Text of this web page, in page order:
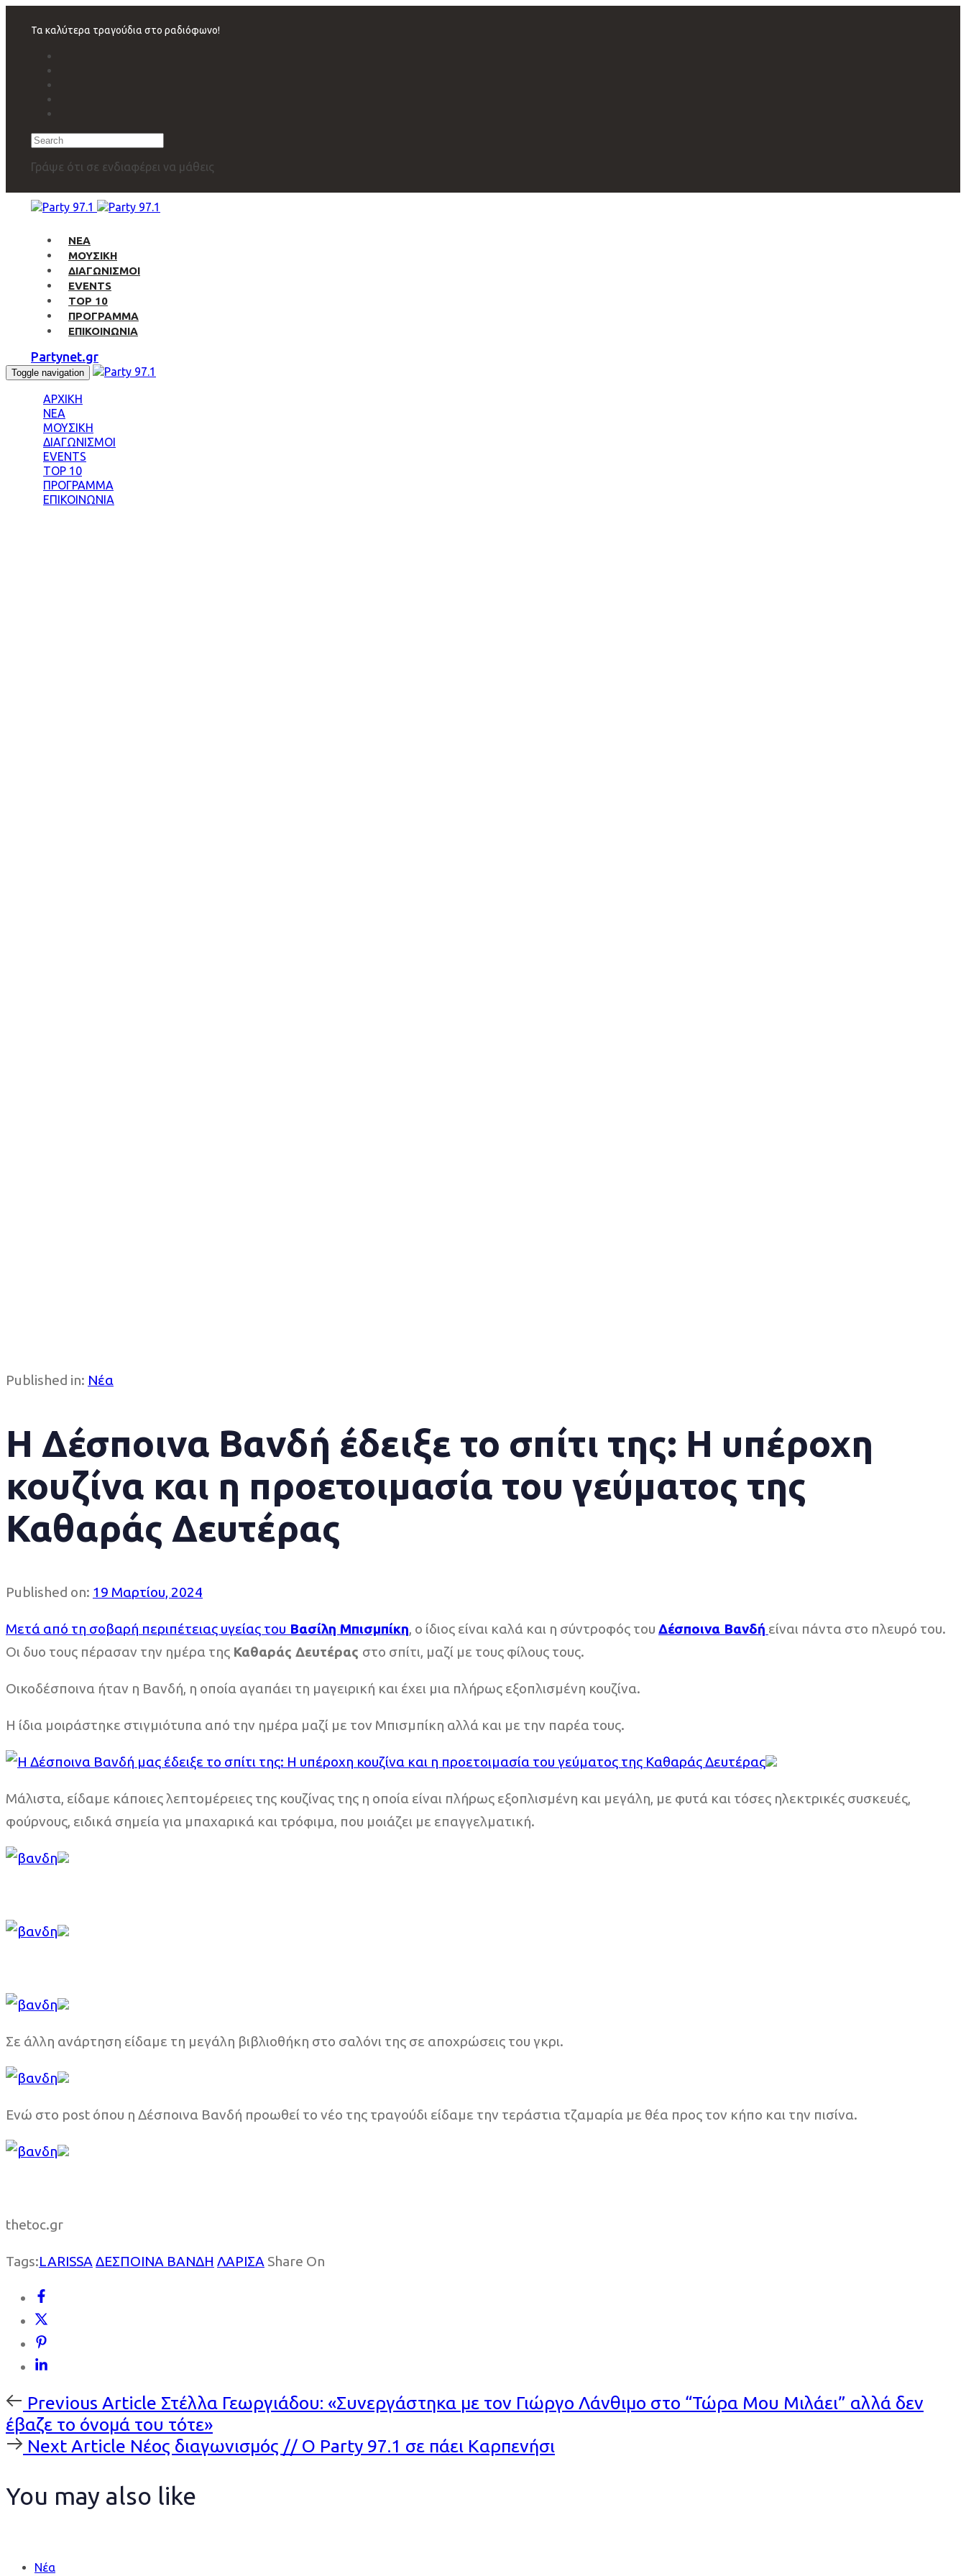
navigation
Τα καλύτερα τραγούδια στο ραδιόφωνο!
Search
Γράψε ότι σε ενδιαφέρει να μάθεις
ΝΕΑ
ΜΟΥΣΙΚΗ
ΔΙΑΓΩΝΙΣΜΟΙ
EVENTS
TOP 10
ΠΡΟΓΡΑΜΜΑ
ΕΠΙΚΟΙΝΩΝΙΑ
Partynet.gr
Toggle navigation
ΑΡΧΙΚΗ
ΝΕΑ
ΜΟΥΣΙΚΗ
ΔΙΑΓΩΝΙΣΜΟΙ
EVENTS
TOP 10
ΠΡΟΓΡΑΜΜΑ
ΕΠΙΚΟΙΝΩΝΙΑ
Published in: Νέα
Η Δέσποινα Βανδή έδειξε το σπίτι της: Η υπέροχη
κουζίνα και η προετοιμασία του γεύματος της
Καθαράς Δευτέρας
Published on: 19 Μαρτίου, 2024
Μετά από τη σοβαρή περιπέτειας υγείας του Βασίλη Μπισμπίκη, ο ίδιος είναι καλά και η σύντροφός του Δέσποινα Βανδή είναι πάντα στο πλευρό του.
Οι δυο τους πέρασαν την ημέρα της Καθαράς Δευτέρας στο σπίτι, μαζί με τους φίλους τους.
Οικοδέσποινα ήταν η Βανδή, η οποία αγαπάει τη μαγειρική και έχει μια πλήρως εξοπλισμένη κουζίνα.
Η ίδια μοιράστηκε στιγμιότυπα από την ημέρα μαζί με τον Μπισμπίκη αλλά και με την παρέα τους.
Μάλιστα, είδαμε κάποιες λεπτομέρειες της κουζίνας της η οποία είναι πλήρως εξοπλισμένη και μεγάλη, με φυτά και τόσες ηλεκτρικές συσκευές,
φούρνους, ειδικά σημεία για μπαχαρικά και τρόφιμα, που μοιάζει με επαγγελματική.
Σε άλλη ανάρτηση είδαμε τη μεγάλη βιβλιοθήκη στο σαλόνι της σε αποχρώσεις του γκρι.
Ενώ στο post όπου η Δέσποινα Βανδή προωθεί το νέο της τραγούδι είδαμε την τεράστια τζαμαρία με θέα προς τον κήπο και την πισίνα.
thetoc.gr
Tags:LARISSA ΔΕΣΠΟΙΝΑ ΒΑΝΔΗ ΛΑΡΙΣΑ Share On
Previous
Article
Previous Article Στέλλα Γεωργιάδου: «Συνεργάστηκα με τον Γιώργο Λάνθιμο στο “Τώρα Μου Μιλάει” αλλά δεν
έβαζε το όνομά του τότε»
NextNext Article Νέος διαγωνισμός // Ο Party 97.1 σε πάει Καρπενήσι
You may also like
Νέα